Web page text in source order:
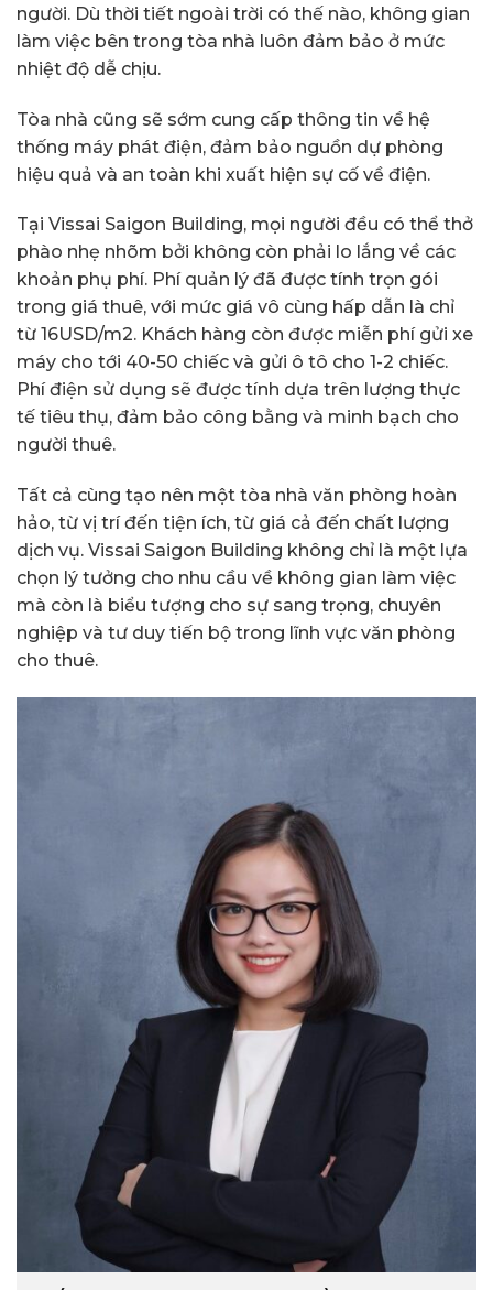
người. Dù thời tiết ngoài trời có thế nào, không gian
làm việc bên trong tòa nhà luôn đảm bảo ở mức
nhiệt độ dễ chịu.
Tòa nhà cũng sẽ sớm cung cấp thông tin về hệ
thống máy phát điện, đảm bảo nguồn dự phòng
hiệu quả và an toàn khi xuất hiện sự cố về điện.
Tại Vissai Saigon Building, mọi người đều có thể thở
phào nhẹ nhõm bởi không còn phải lo lắng về các
khoản phụ phí. Phí quản lý đã được tính trọn gói
trong giá thuê, với mức giá vô cùng hấp dẫn là chỉ
từ 16USD/m2. Khách hàng còn được miễn phí gửi xe
máy cho tới 40-50 chiếc và gửi ô tô cho 1-2 chiếc.
Phí điện sử dụng sẽ được tính dựa trên lượng thực
tế tiêu thụ, đảm bảo công bằng và minh bạch cho
người thuê.
Tất cả cùng tạo nên một tòa nhà văn phòng hoàn
hảo, từ vị trí đến tiện ích, từ giá cả đến chất lượng
dịch vụ. Vissai Saigon Building không chỉ là một lựa
chọn lý tưởng cho nhu cầu về không gian làm việc
mà còn là biểu tượng cho sự sang trọng, chuyên
nghiệp và tư duy tiến bộ trong lĩnh vực văn phòng
cho thuê.